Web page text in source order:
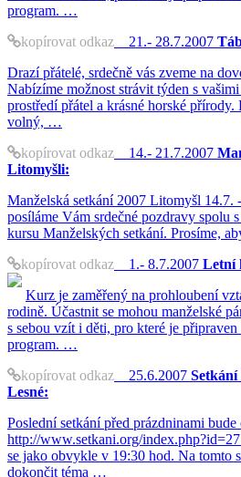
program. …
kopírovat odkaz 21.- 28.7.2007
Drazí přátelé, srdečně vás zveme na
Nabízíme možnost strávit týden s
prostředí přátel a krásné horské přírody.
volný, …
kopírovat odkaz 14.- 21.7.2007
Litomyšli:
Manželská setkání 2007 Litomyšl 14.7.
posíláme Vám srdečné pozdravy spolu
kursu Manželských setkání. Prosíme,
kopírovat odkaz 1.- 8.7.2007 Letní
Kurz je zaměřený na prohloubení
rodině. Účastnit se mohou manželské
s sebou vzít i děti, pro které je
program. …
kopírovat odkaz 25.6.2007 Setkání
Lesné:
Poslední setkání před prázdninami
http://www.setkani.org/
se jako obvykle v 19:30 hod. Na tomto
dokončit téma …